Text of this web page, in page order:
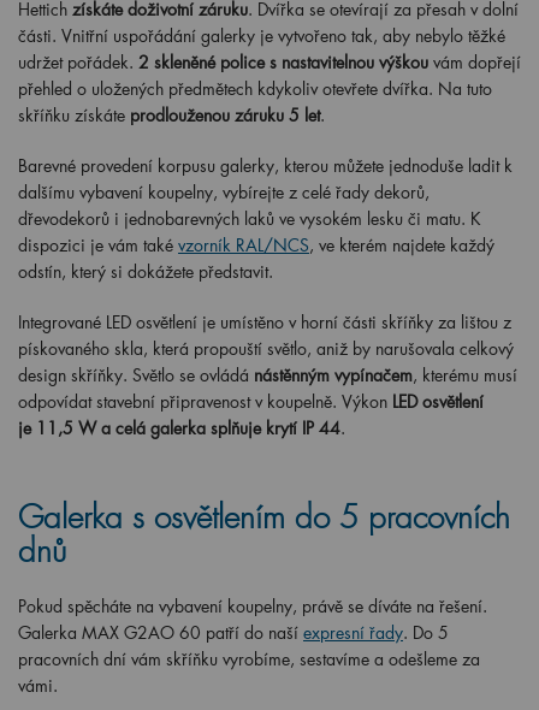
Hettich získáte doživotní záruku. Dvířka se otevírají za přesah v dolní
části. Vnitřní uspořádání galerky je vytvořeno tak, aby nebylo těžké
udržet pořádek. 2 skleněné police s nastavitelnou výškou vám dopřejí
přehled o uložených předmětech kdykoliv otevřete dvířka. Na tuto
skříňku získáte prodlouženou záruku 5 let.
Barevné provedení korpusu galerky, kterou můžete jednoduše ladit k
dalšímu vybavení koupelny, vybírejte z celé řady dekorů,
dřevodekorů i jednobarevných laků ve vysokém lesku či matu. K
dispozici je vám také vzorník RAL/NCS, ve kterém najdete každý
odstín, který si dokážete představit.
Integrované LED osvětlení je umístěno v horní části skříňky za lištou z
pískovaného skla, která propouští světlo, aniž by narušovala celkový
design skříňky. Světlo se ovládá nástěnným vypínačem, kterému musí
odpovídat stavební připravenost v koupelně. Výkon LED osvětlení
je 11,5 W a celá galerka splňuje krytí IP 44.
Galerka s osvětlením do 5 pracovních
dnů
Pokud spěcháte na vybavení koupelny, právě se díváte na řešení.
Galerka MAX G2AO 60 patří do naší expresní řady. Do 5
pracovních dní vám skříňku vyrobíme, sestavíme a odešleme za
vámi.